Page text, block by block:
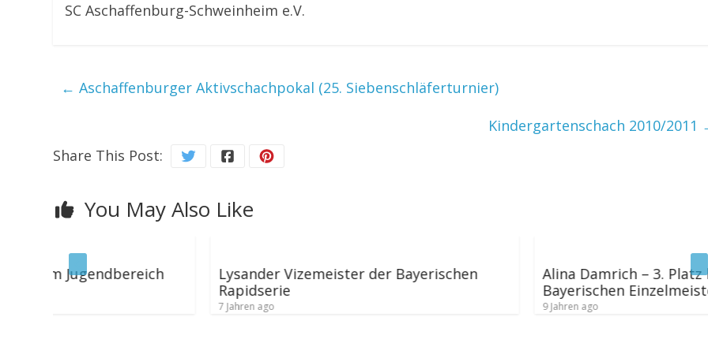
SC Aschaffenburg-Schweinheim e.V.
← Aschaffenburger Aktivschachpokal (25. Siebenschläferturnier)
Kindergartenschach 2010/2011
Share This Post:
You May Also Like
Lysander Vizemeister der Bayerischen
Alina Damrich – 3. Platz bei den
Bayerischen Einzelmeisterschaften